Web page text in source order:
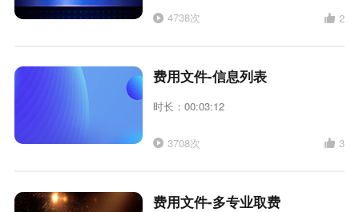
4738次 2
费用文件-信息列表
时长：00:03:12
3708次 3
费用文件-多专业取费